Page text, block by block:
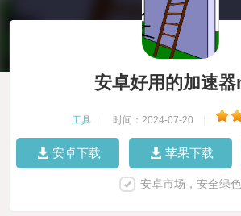
安卓好用的加速
工具 时间：2024-07-20
安卓下载 苹果下载
安卓市场，安全绿色